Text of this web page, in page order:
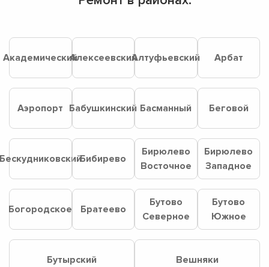
АкадемическийАлексеевскийАлтуфьевский Арбат
Аэропорт Бабушкинский Басманный Беговой
Бибирево
Бирюлево
Восточное
Бирюлево
Западное
Богородское Братеево
Бутово
Северное
Бутово
Южное
Бутырский Вешняки